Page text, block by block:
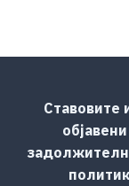
Ставовите